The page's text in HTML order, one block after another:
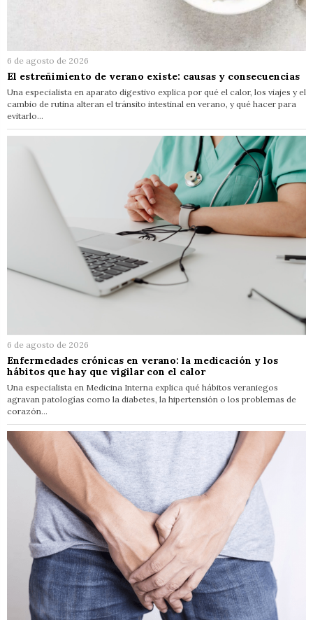
6 de agosto de 2026
El estreñimiento de verano existe: causas y consecuencias
Una especialista en aparato digestivo explica por qué el calor, los viajes y el
cambio de rutina alteran el tránsito intestinal en verano, y qué hacer para
evitarlo…
6 de agosto de 2026
Enfermedades crónicas en verano: la medicación y los
hábitos que hay que vigilar con el calor
Una especialista en Medicina Interna explica qué hábitos veraniegos
agravan patologías como la diabetes, la hipertensión o los problemas de
corazón…